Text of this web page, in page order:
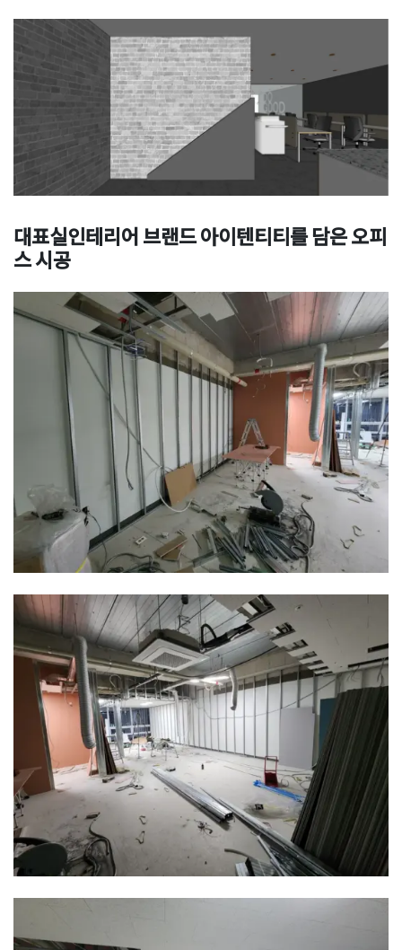
대표실인테리어 브랜드 아이텐티티를 담은 오피
스 시공